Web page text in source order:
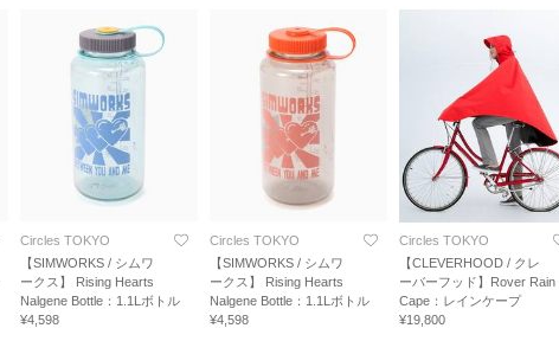
Circles TOKYO
【SIMWORKS / シムワ
ークス】 Rising Hearts
Nalgene Bottle：1.1Lボトル
¥4,598
Circles TOKYO
【SIMWORKS / シムワ
ークス】 Rising Hearts
Nalgene Bottle：1.1Lボトル
¥4,598
Circles TOKYO
【CLEVERHOOD / クレ
ーバーフッド】Rover Rain
Cape：レインケープ
¥19,800